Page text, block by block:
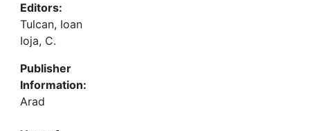
Editors:
Tulcan, Ioan
Ioja, C.
Publisher
Information:
Arad